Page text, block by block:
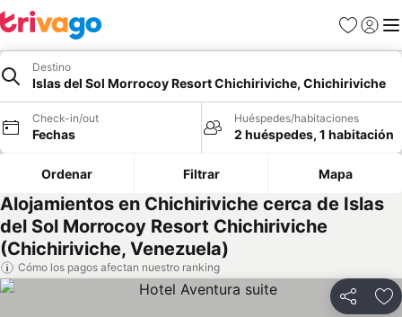
Favoritos
Iniciar
Destino
Islas del Sol Morrocoy Resort Chichiriviche, Chichiriviche
Check-in/out
Fechas
Huéspedes/habitaciones
2 huéspedes, 1 habitación
Ordenar Filtrar Mapa
Alojamientos en Chichiriviche cerca de Islas
del Sol Morrocoy Resort Chichiriviche
(Chichiriviche, Venezuela)
Cómo los pagos afectan nuestro ranking
Compartir